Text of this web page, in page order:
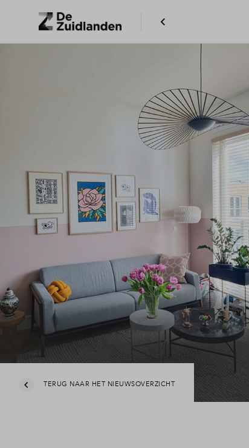
TERUG NAAR HET NIEUWSOVERZICHT